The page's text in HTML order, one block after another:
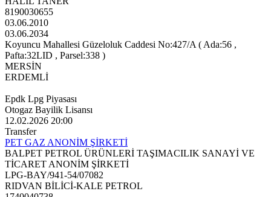
8190030655
03.06.2010
03.06.2034
Koyuncu Mahallesi Güzeloluk Caddesi No:427/A ( Ada:56 ,
Pafta:32LID , Parsel:338 )
MERSİN
ERDEMLİ
Epdk Lpg Piyasası
Otogaz Bayilik Lisansı
12.02.2026 20:00
Transfer
PET GAZ ANONİM ŞİRKETİ
BALPET PETROL ÜRÜNLERİ TAŞIMACILIK SANAYİ VE
TİCARET ANONİM ŞİRKETİ
LPG-BAY/941-54/07082
RIDVAN BİLİCİ-KALE PETROL